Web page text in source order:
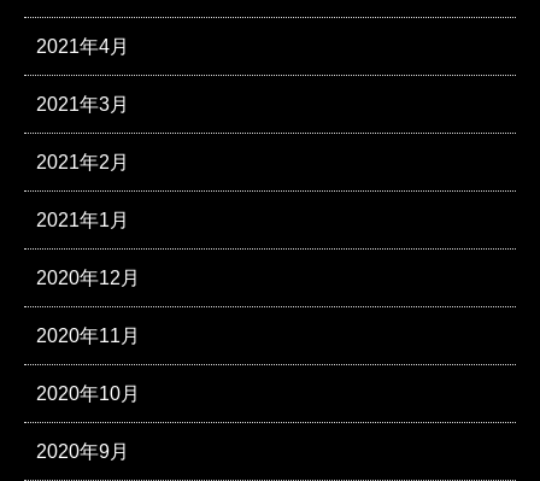
2021年4月
2021年3月
2021年2月
2021年1月
2020年12月
2020年11月
2020年10月
2020年9月